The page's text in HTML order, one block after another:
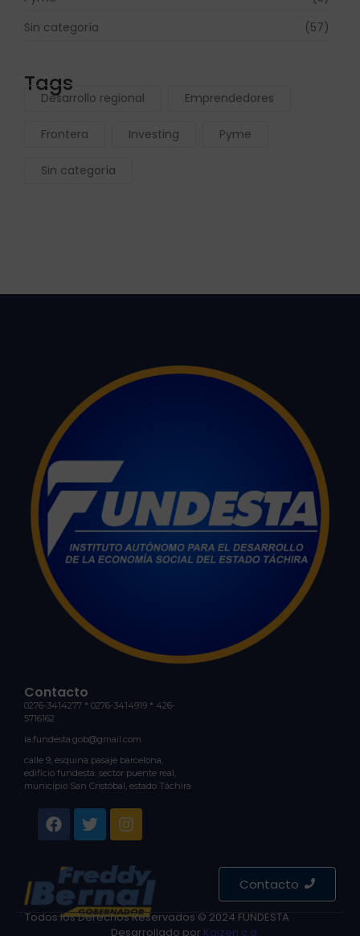
Sin categoría
(57)
Tags
Desarrollo regional Emprendedores
Frontera Investing Pyme
Sin categoría
Contacto
0276-3414277 * 0276-3414919 * 426-
5716162
ia.fundesta.gob@gmail.com
calle 9, esquina pasaje barcelona,
edificio fundesta. sector puente real,
municipio San Cristóbal, estado Táchira
Todos los Derechos Reservados © 2024 FUNDESTA
Desarrollado por Kaizen c.a.
Contacto